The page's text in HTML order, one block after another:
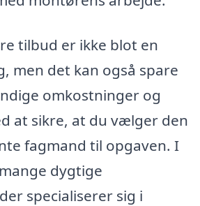
tilbud er ikke blot en
men det kan også spare
omkostninger og
at sikre, at du vælger den
fagmand til opgaven. I
dygtige
specialiserer sig i